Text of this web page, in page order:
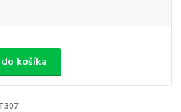
košíka